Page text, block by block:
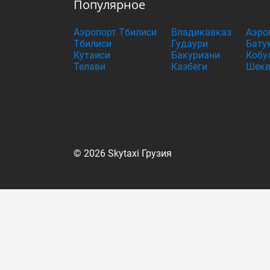
Популярное
Аэропорт Тбилиси
Тбилиси
Кутаиси
Телави
Владикавказ
Гудаури
Бакуриани
Казбеги
© 2026 Skytaxi Грузия